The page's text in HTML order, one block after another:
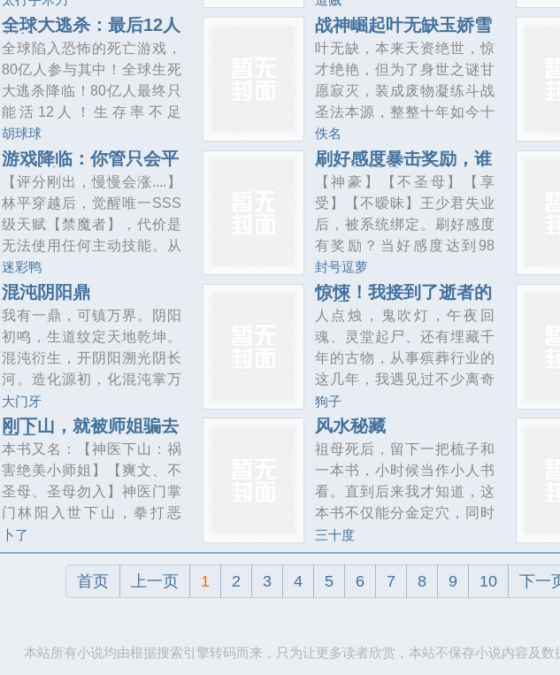
选个最有优势的皇女速通游
戏，却误打误撞选中政治头
脑为零的秦王李瑾瑜。与此
同时。得到天道推演能力的
秦王李瑾瑜好奇之下开始未
来推演，却发现自己
通过声望值就可以学武功的
面板，如此利器在手，王冈
筹措满志...
十二符咒！十二符咒为圣主
修炼的神通所成！龙符咒：
万物皆有归途，毁灭当兴！
虎符咒：抱阴负阳，神魔两
性！！牛符咒：力道式微，
我的敌人总是以血遁的方式
逃跑！……“我们分手吧，我
觉醒了青鸾血脉，而你只是
觉醒了大力天赋的废物，我
们不合适！”校花柳如烟说
道。张义初吓了一跳，一上
来就是装逼打
人墨客的震惊中，天直接裂
了！接着便是一个个短视频
震碎他们的三观！【刷热血
霸气语录，视频最后，数风
流人物还看今朝……】嬴
政：“愿中华人人如龙……愿
中华无饿死之人……这宏愿
真的能实现吗？”汉武帝：“这
是什么……怎会如此刺
眼？”诸葛亮：“这就是你们口
中的东风一号？当年我要是
能借来一颗这样
全球大逃杀：最后12人
封神
全球陷入恐怖的死亡游戏，
80亿人参与其中！全球生死
大逃杀降临！80亿人最终只
能活12人！生存率不足
0.00000000015%！医院、
学校、监狱……世界各地的
任何场地，都有可能变成一
个死亡游戏场！恐怖的鬼怪
也与人们一同参与游戏！！
【欢迎来到神徒游戏】【微
惊悚+烧脑+游戏+无限流】
（小说偏慢热，世界构架宏
大完整，不喜勿进）
胡球球
战神崛起叶无缺玉娇雪
叶无缺，本来天资绝世，惊
才绝艳，但为了身世之谜甘
愿寂灭，装成废物凝练斗战
圣法本源，整整十年如今十
年期满，真龙归来一条碾压
无数奇才鬼才、打爆各种王
体神体、生撕诸天神话令万
界颤抖的无敌之路至此展
开“你说你资质无敌悟性逆天
血脉高贵”“抱歉，那要分和谁
比，和我比，你会哭的。”战
神崛起，一路狂飙
佚名
游戏降临：你管只会平
A叫废物？
【评分刚出，慢慢会涨....】
林平穿越后，觉醒唯一SSS
级天赋【禁魔者】，代价是
无法使用任何主动技能。从
天之骄子沦为全城笑柄，未
婚妻当场退婚，家族将其扫
地出门。所有人都以为林平
废了，但林平看着自己的面
板，笑了。【禁魔令已激
活！】【机制：每一次平A击
杀怪物，都将被计入里程
碑！】【击杀1万只怪物，解
锁神级被动：再来一箭（平A
时20%概率射出2支箭）！】
【击杀100万只怪物，解锁神
级被动：东风箭（使命必
迷彩鸭
刷好感度暴击奖励，谁
说她们慢热
【神豪】【不圣母】【享
受】【不暧昧】王少君失业
后，被系统绑定。刷好感度
有奖励？当好感度达到98
时！【叮，检测到好感度
98，奖励暴击98倍，获得
9800万、超级管家、四名超
级黑客、十名超级保镖】返
现卡、黄金、各种人才等等
奖励，应有尽有。敌人：国
内不安全，我去国外躲躲。
王少君：他出国了，快，拿
我的巴雷特来，我要给他拍
张照。ps：看二十章，不好
看你打我，我不还手。兄弟
们有力气吗？系统给的太
多，打算分你们
封号逗萝
混沌阴阳鼎
我有一鼎，可镇万界。阴阳
初鸣，生道纹定天地乾坤。
混沌衍生，开阴阳溯光阴长
河。造化源初，化混沌掌万
界生死。……父兄战死，家
族式微。秦景言于逆境崛
起，杀穿九天十地，证得大
道仙尊！
大门牙
惊悚！我接到了逝者的
电话
人点烛，鬼吹灯，午夜回
魂、灵堂起尸、还有埋藏千
年的古物，从事殡葬行业的
这几年，我遇见过不少离奇
古怪的事情，人走阳间路，
鬼走阴间路，可有时候，阴
间路上不全是鬼，而阳间路
上，也不都是人……
狗子
刚下山，就被师姐骗去
同居
本书又名：【神医下山：祸
害绝美小师姐】【爽文、不
圣母、圣母勿入】神医门掌
门林阳入世下山，拳打恶
棍，手抱美人！纵横都市，
快意恩仇，泡最美的妞，喝
最烈的酒，打最恶的人，治
最毒的病！师姐：“掌门，这
将妖女护在身后，义正言
卜了
风水秘藏
祖母死后，留下一把梳子和
一本书，小时候当作小人书
看。直到后来我才知道，这
本书不仅能分金定穴，同时
也隐藏着惊人的秘密。古庙
黑棺、葬龙鬼谷、皮山古
城...黄狼拜月，正一步步把
我带入诡异的谜局。精彩又
三十度
首页 上一页 1 2 3 4 5 6 7 8 9 10 下一
本站所有小说均由根据搜索引擎转码而来，只为让更多读者欣赏，本站不保存小说内容及数